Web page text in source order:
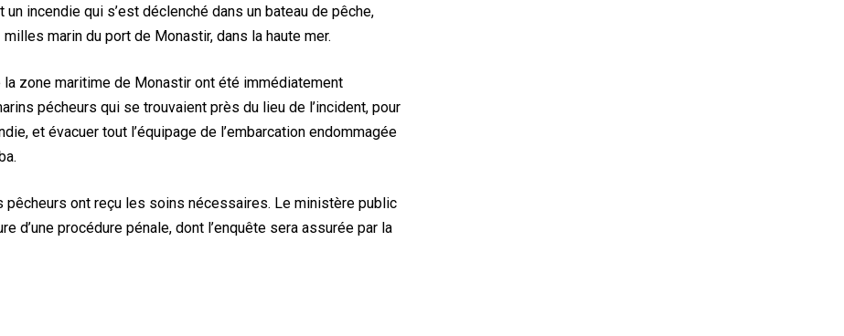
incendie qui s’est déclenché dans un bateau de pêche,
marin du port de Monastir, dans la haute mer.
zone maritime de Monastir ont été immédiatement
pécheurs qui se trouvaient près du lieu de l’incident, pour
et évacuer tout l’équipage de l’embarcation endommagée
pêcheurs ont reçu les soins nécessaires. Le ministère public
d’une procédure pénale, dont l’enquête sera assurée par la